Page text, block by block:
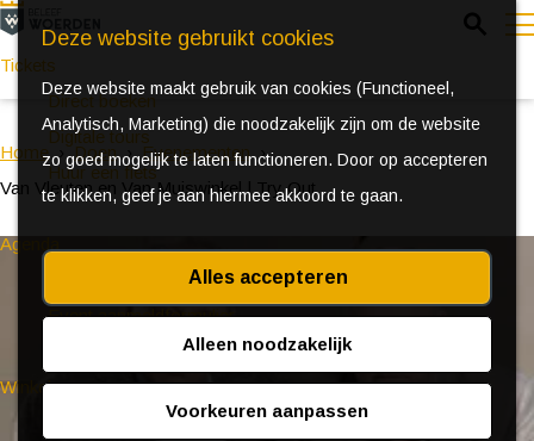
Deze website gebruikt cookies
Deze website maakt gebruik van cookies (Functioneel,
Analytisch, Marketing) die noodzakelijk zijn om de website
zo goed mogelijk te laten functioneren. Door op accepteren
te klikken, geef je aan hiermee akkoord te gaan.
Alles accepteren
Alleen noodzakelijk
Voorkeuren aanpassen
e
Tickets
Direct boeken
Digitale tours
Huur een fiets
Agenda
Ontdek Woerden in de zomer
Event aanmeldformulier
Winkelen
(Bijzondere) markten
Home Doen
Evenementen
Van Vleuten en Van Muiswinkel | Try Out